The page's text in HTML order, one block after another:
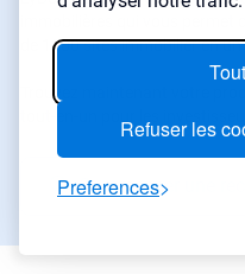
Refuser les
Preferences
de 1500 sites immobilier en
Trouvez maintenant votre
Commencer une